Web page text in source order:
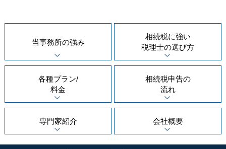
当事務所の強み
相続税に強い
税理士の選び方
各種プラン/
料金
相続税申告の
流れ
専門家紹介 会社概要